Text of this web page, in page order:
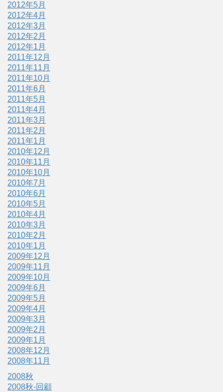
2012年5月
2012年4月
2012年3月
2012年2月
2012年1月
2011年12月
2011年11月
2011年10月
2011年6月
2011年5月
2011年4月
2011年3月
2011年2月
2011年1月
2010年12月
2010年11月
2010年10月
2010年7月
2010年6月
2010年5月
2010年4月
2010年3月
2010年2月
2010年1月
2009年12月
2009年11月
2009年10月
2009年6月
2009年5月
2009年4月
2009年3月
2009年2月
2009年1月
2008年12月
2008年11月
2008秋
2008秋-回顧